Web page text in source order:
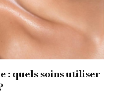
Comment réaliser un
original pour sa famille